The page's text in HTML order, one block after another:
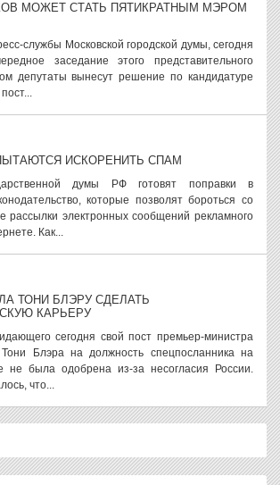
МОЖЕТ СТАТЬ ПЯТИКРАТНЫМ МЭРОМ
службы Московской городской думы, сегодня
заседание этого представительного
депутаты вынесут решение по кандидатуре
ИСКОРЕНИТЬ СПАМ
думы РФ готовят поправки в
которые позволят бороться со
рассылки электронных сообщений рекламного
Как...
ТОНИ БЛЭРУ СДЕЛАТЬ
КАРЬЕРУ
сегодня свой пост премьер-министра
Тони Блэра на должность спецпосланника на
не была одобрена из-за несогласия России.
что...